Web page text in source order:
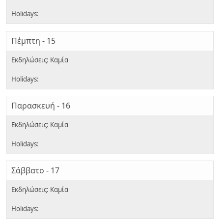
Πέμπτη - 15
Παρασκευή - 16
Σάββατο - 17